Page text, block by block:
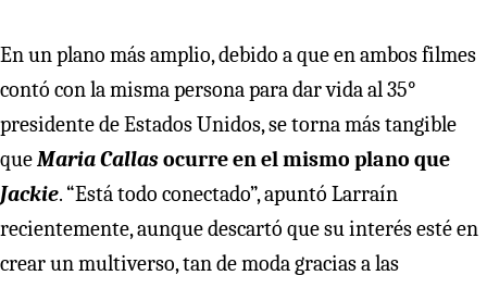
En un plano más amplio, debido a que en ambos filmes
contó con la misma persona para dar vida al 35°
presidente de Estados Unidos, se torna más tangible
queMaria Callasocurre en el mismo plano que
Jackie. “Está todo conectado”, apuntó Larraín
recientemente, aunque descartó que su interés esté en
crear un multiverso, tan de moda gracias a las